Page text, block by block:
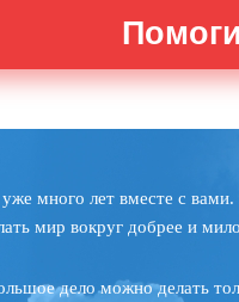
много лет вместе с
мир вокруг добрее и
дело можно делать